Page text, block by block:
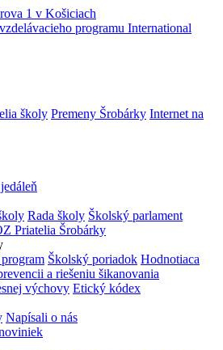
školy Premeny Šrobárky Internet na
Rada školy Školský parlament
Priatelia Šrobárky
Školský poriadok Hodnotiaca
a riešeniu šikanovania
výchovy Etický kódex
Napísali o nás